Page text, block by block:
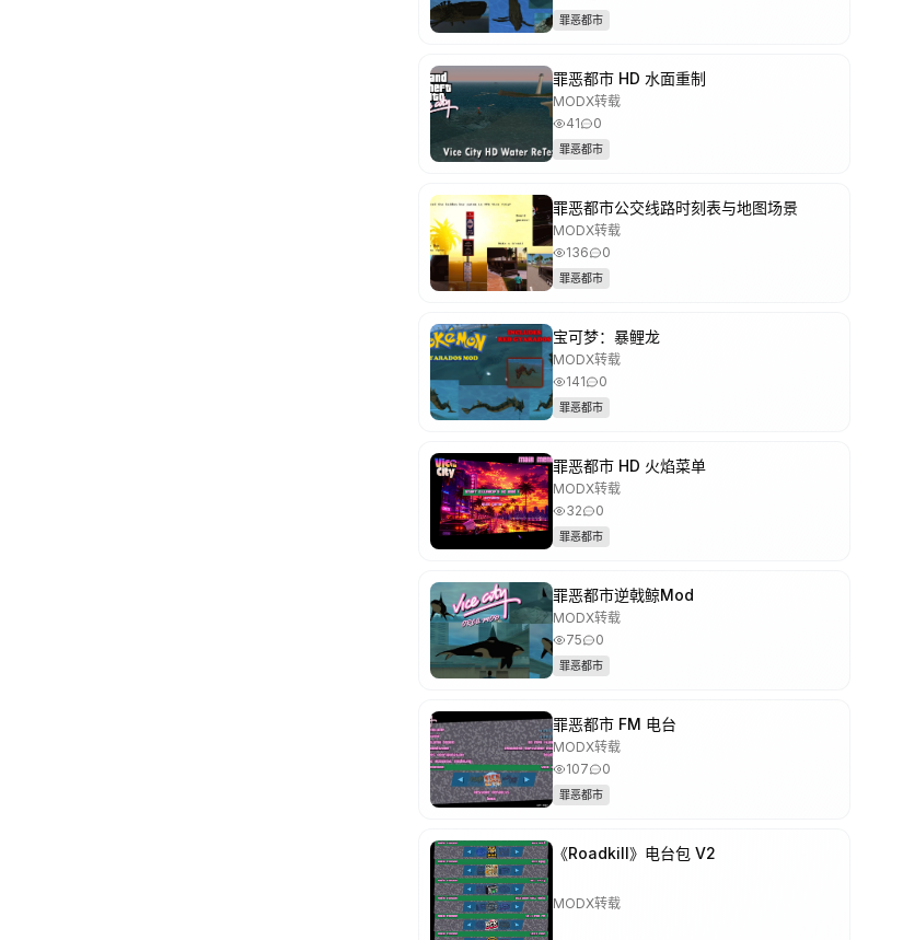
罪恶都市
罪恶都市 HD 水面重制
MODX转载
41
0
罪恶都市
罪恶都市公交线路时刻表与地图场景
MODX转载
136
0
罪恶都市
宝可梦：暴鲤龙
MODX转载
141
0
罪恶都市
罪恶都市 HD 火焰菜单
MODX转载
32
0
罪恶都市
罪恶都市逆戟鲸Mod
MODX转载
75
0
罪恶都市
罪恶都市 FM 电台
MODX转载
107
0
罪恶都市
《Roadkill》电台包 V2
MODX转载